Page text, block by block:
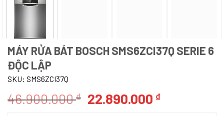
MÁY RỬA BÁT BOSCH SMS6ZCI37Q SERIE 6
ĐỘC LẬP
SKU: SMS6ZCI37Q
46.900.000₫ Giá
22.890.000 ₫Giá